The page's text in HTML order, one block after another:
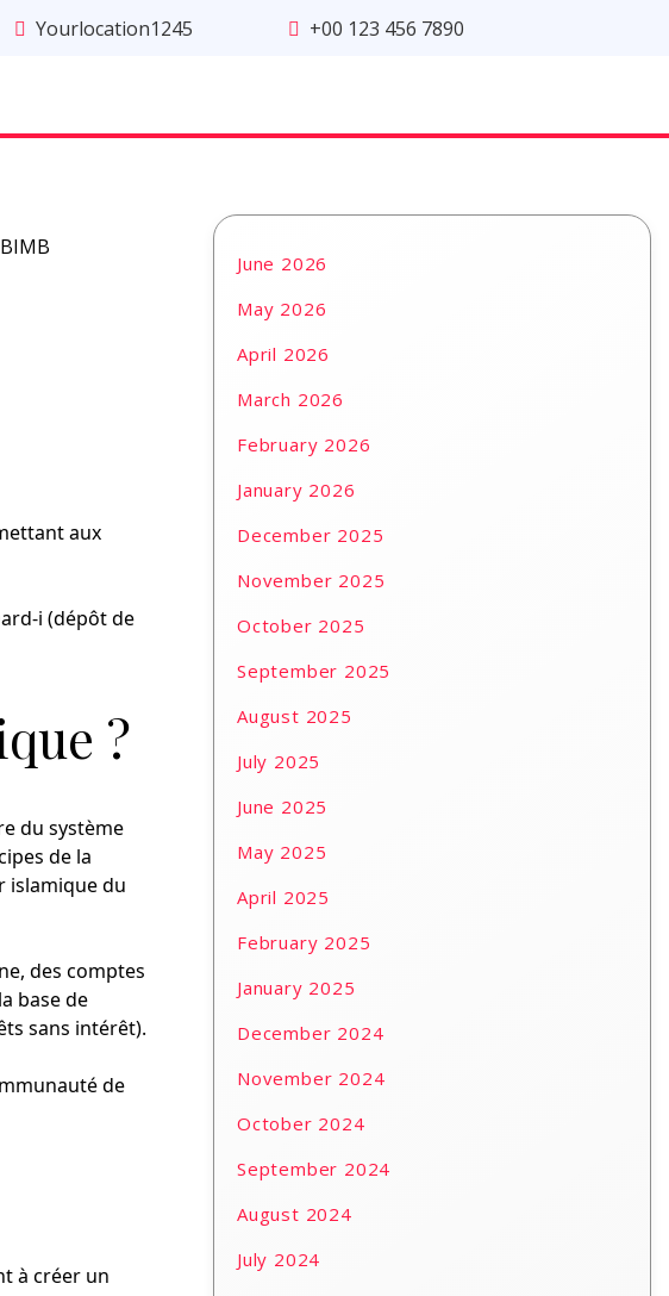
Yourlocation1245 +00 123 456 7890
aux
i (dépôt de
?
du système
de la
islamique du
des comptes
base de
sans intérêt).
de
à créer un
June 2026
May 2026
April 2026
March 2026
February 2026
January 2026
December 2025
November 2025
October 2025
September 2025
August 2025
July 2025
June 2025
May 2025
April 2025
February 2025
January 2025
December 2024
November 2024
October 2024
September 2024
August 2024
July 2024